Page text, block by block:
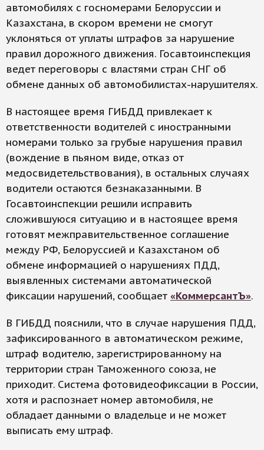
автомобилях с госномерами Белоруссии и
Казахстана, в скором времени не смогут
уклоняться от уплаты штрафов за нарушение
правил дорожного движения. Госавтоинспекция
ведет переговоры с властями стран СНГ об
обмене данных об автомобилистах-нарушителях.
В настоящее время ГИБДД привлекает к
ответственности водителей с иностранными
номерами только за грубые нарушения правил
(вождение в пьяном виде, отказ от
медосвидетельствования), в остальных случаях
водители остаются безнаказанными. В
Госавтоинспекции решили исправить
сложившуюся ситуацию и в настоящее время
готовят межправительственное соглашение
между РФ, Белоруссией и Казахстаном об
обмене информацией о нарушениях ПДД,
выявленных системами автоматической
фиксации нарушений, сообщает «КоммерсантЪ».
В ГИБДД пояснили, что в случае нарушения ПДД,
зафиксированного в автоматическом режиме,
штраф водителю, зарегистрированному на
территории стран Таможенного союза, не
приходит. Система фотовидеофиксации в России,
хотя и распознает номер автомобиля, не
обладает данными о владельце и не может
выписать ему штраф.